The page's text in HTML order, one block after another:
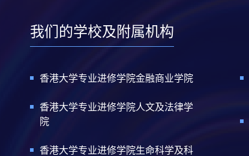
我们的学校及附属机构
香港大学专业进修学院金融商业学院
香港大学专业进修学院人文及法律学
院
香港大学专业进修学院生命科学及科